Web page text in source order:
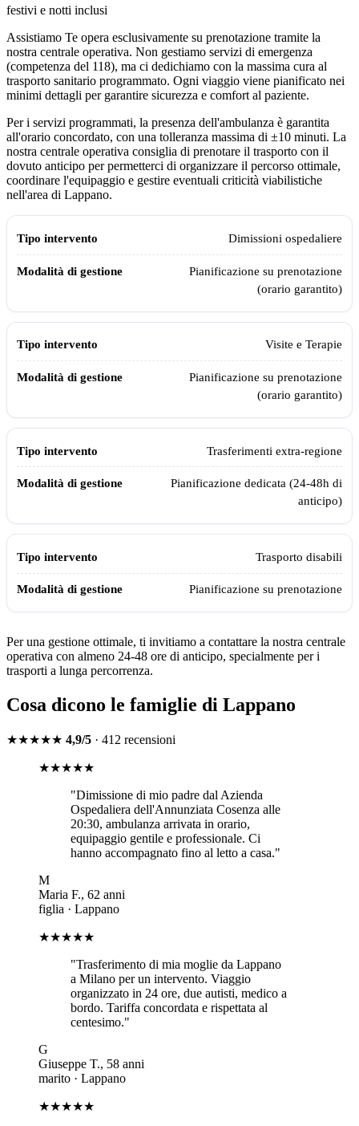
festivi e notti inclusi
Assistiamo Te opera esclusivamente su prenotazione tramite la
nostra centrale operativa. Non gestiamo servizi di emergenza
(competenza del 118), ma ci dedichiamo con la massima cura al
trasporto sanitario programmato. Ogni viaggio viene pianificato nei
minimi dettagli per garantire sicurezza e comfort al paziente.
Per i servizi programmati, la presenza dell'ambulanza è garantita
all'orario concordato, con una tolleranza massima di ±10 minuti. La
nostra centrale operativa consiglia di prenotare il trasporto con il
dovuto anticipo per permetterci di organizzare il percorso ottimale,
coordinare l'equipaggio e gestire eventuali criticità viabilistiche
nell'area di Lappano.
Modalità di gestione e pianificazione dell'ambulanza privata
Tipo intervento
Dimissioni ospedaliere
Pianificazione su prenotazione
(orario garantito)
Visite e Terapie
Pianificazione su prenotazione
(orario garantito)
Trasferimenti extra-regione
Pianificazione dedicata (24-48h di
anticipo)
Trasporto disabili
Pianificazione su prenotazione
Per una gestione ottimale, ti invitiamo a contattare la nostra centrale
operativa con almeno 24-48 ore di anticipo, specialmente per i
trasporti a lunga percorrenza.
Cosa dicono le famiglie di Lappano
★★★★★ 4,9/5 · 412 recensioni
★★★★★
"Dimissione di mio padre dal Azienda
Ospedaliera dell'Annunziata Cosenza alle
20:30, ambulanza arrivata in orario,
equipaggio gentile e professionale. Ci
hanno accompagnato fino al letto a casa."
M
Maria F., 62 anni
figlia · Lappano
★★★★★
"Trasferimento di mia moglie da Lappano
a Milano per un intervento. Viaggio
organizzato in 24 ore, due autisti, medico a
bordo. Tariffa concordata e rispettata al
centesimo."
G
Giuseppe T., 58 anni
marito · Lappano
★★★★★